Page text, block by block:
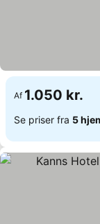
Af 1.050 kr.
Se priser fra 5